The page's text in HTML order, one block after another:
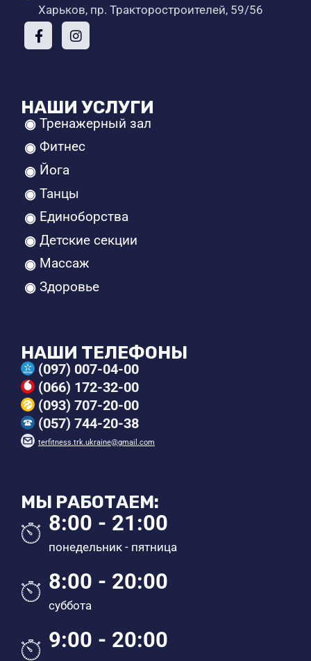
Харьков, пр. Тракторостроителей, 59/56
НАШИ УСЛУГИ
Тренажерный зал
Фитнес
Йога
Танцы
Единоборства
Детские секции
Массаж
Здоровье
НАШИ ТЕЛЕФОНЫ
(097) 007-04-00
(066) 172-32-00
(093) 707-20-00
(057) 744-20-38
terfitness.trk.ukraine@gmail.com
МЫ РАБОТАЕМ:
8:00 - 21:00
понедельник - пятница
8:00 - 20:00
суббота
9:00 - 20:00